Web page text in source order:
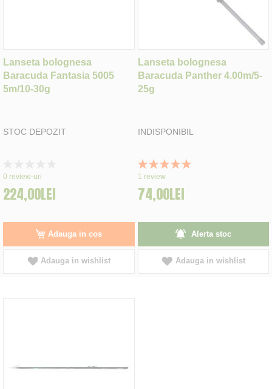
Lanseta bolognesa
Baracuda Fantasia 5005
5m/10-30g
STOC DEPOZIT
0%
0 review-uri
224,00LEI
Adauga in cos
Adauga in wishlist
Lanseta bolognesa
Baracuda Panther 4.00m/5-
25g
INDISPONIBIL
Rating:
100%
1 review
74,00LEI
Alerta stoc
Adauga in wishlist